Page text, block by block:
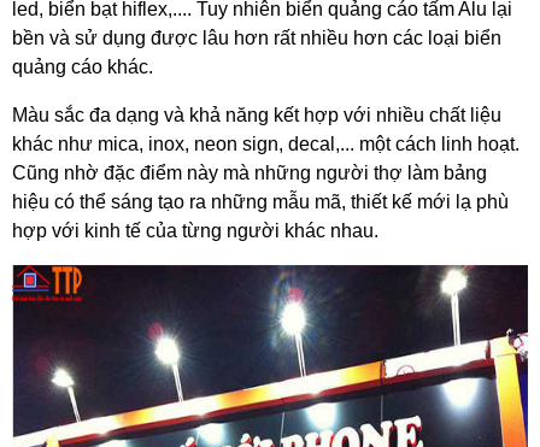
led, biển bạt hiflex,.... Tuy nhiên biển quảng cáo tấm Alu lại
bền và sử dụng được lâu hơn rất nhiều hơn các loại biển
quảng cáo khác.
Màu sắc đa dạng và khả năng kết hợp với nhiều chất liệu
khác như mica, inox, neon sign, decal,... một cách linh hoạt.
Cũng nhờ đặc điểm này mà những người thợ làm bảng
hiệu có thể sáng tạo ra những mẫu mã, thiết kế mới lạ phù
hợp với kinh tế của từng người khác nhau.